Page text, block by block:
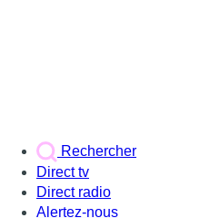
Rechercher
Direct tv
Direct radio
Alertez-nous